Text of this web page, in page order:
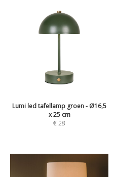
Lumi led tafellamp groen - Ø16,5
x 25 cm
€28